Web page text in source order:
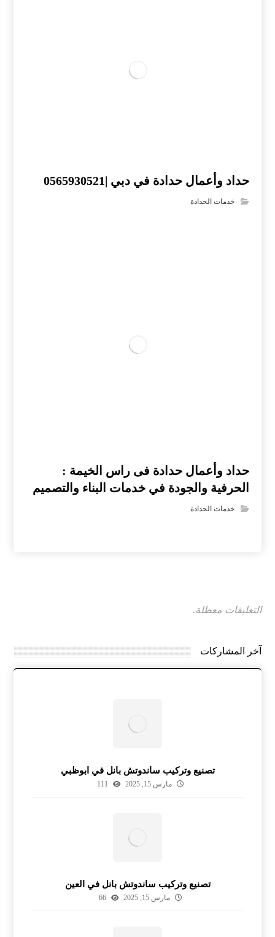
حداد وأعمال حدادة في دبي |0565930521
خدمات الحدادة
حداد وأعمال حدادة فى راس الخيمة :
الحرفية والجودة في خدمات البناء والتصميم
خدمات الحدادة
التعليقات معطلة.
آخر المشاركات
تصنيع وتركيب ساندوتش بانل في ابوظبي
مارس 15, 2025 111
تصنيع وتركيب ساندوتش بانل في العين
مارس 15, 2025 66